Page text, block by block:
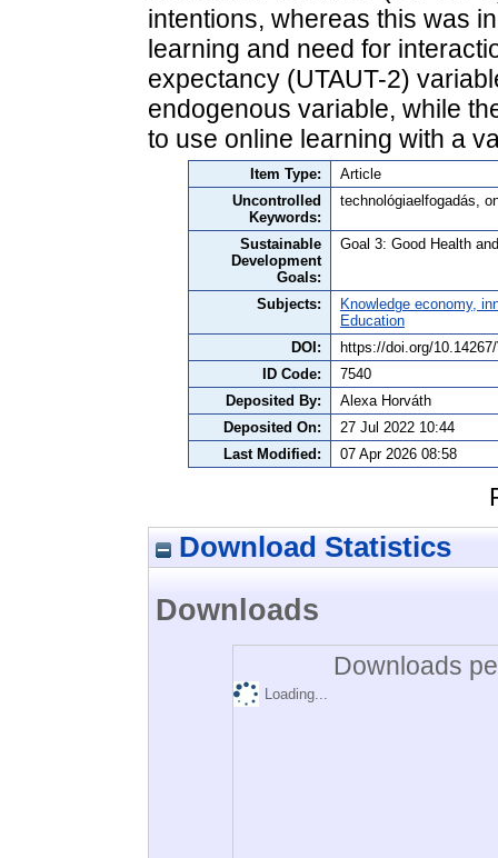
intentions, whereas this was
learning and need for
expectancy (UTAUT-2)
endogenous variable, while
to use online learning with a
Item Type:
Article
Uncontrolled
Keywords:
technológiaelfogadás,
Sustainable
Development
Goals:
Goal 3: Good Health
Subjects:
Knowledge economy,
Education
DOI:
https://doi.org/
ID Code:
7540
Deposited By:
Alexa Horváth
Deposited On:
27 Jul 2022 10:44
Last Modified:
07 Apr 2026 08:58
Download Statistics
Downloads
Downloads
Loading...